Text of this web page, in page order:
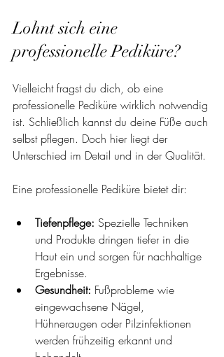
Lohnt sich eine
professionelle Pediküre?
Vielleicht fragst du dich, ob eine
professionelle Pediküre wirklich notwendig
ist. Schließlich kannst du deine Füße auch
selbst pflegen. Doch hier liegt der
Unterschied im Detail und in der Qualität.
Eine professionelle Pediküre bietet dir:
Tiefenpflege: Spezielle Techniken
und Produkte dringen tiefer in die
Haut ein und sorgen für nachhaltige
Ergebnisse.
Gesundheit: Fußprobleme wie
eingewachsene Nägel,
Hühneraugen oder Pilzinfektionen
werden frühzeitig erkannt und